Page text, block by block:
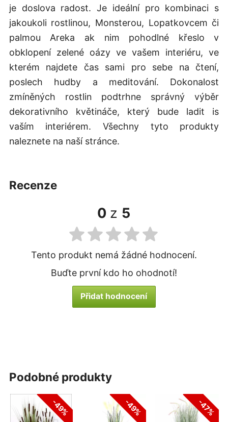
je doslova radost. Je ideální pro kombinaci s
jakoukoli rostlinou, Monsterou, Lopatkovcem či
palmou Areka ak nim pohodlné křeslo v
obklopení zelené oázy ve vašem interiéru, ve
kterém najdete čas sami pro sebe na čtení,
poslech hudby a meditování. Dokonalost
zmíněných rostlin podtrhne správný výběr
dekorativního květináče, který bude ladit is
vaším interiérem. Všechny tyto produkty
naleznete na naší stránce.
recenze
0 z 5
Tento produkt nemá žádné hodnocení.
Buďte první kdo ho ohodnotí!
Přidat hodnocení
podobné produkty
-49% -49% -47%